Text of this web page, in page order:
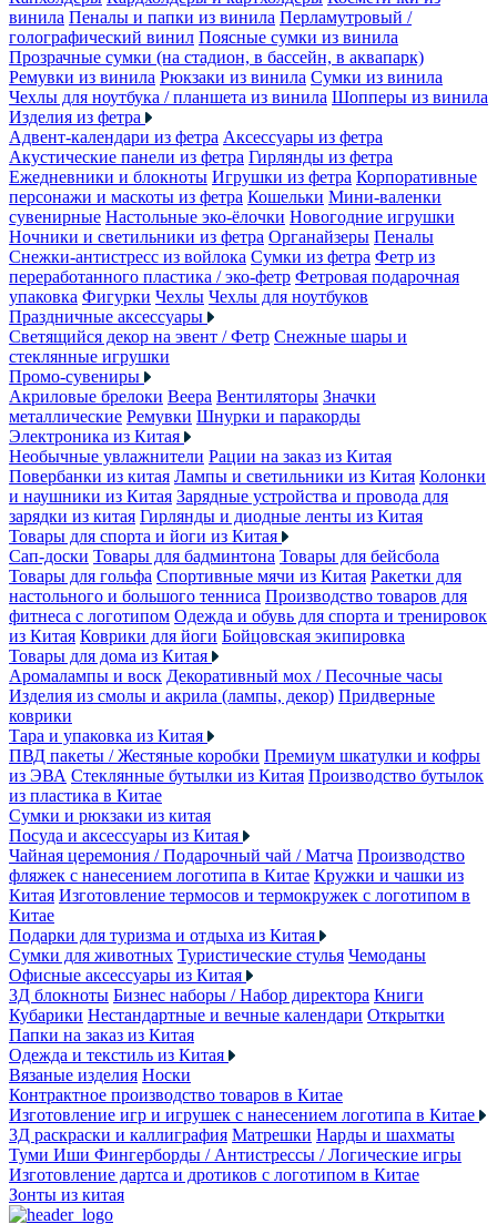
винила Пеналы и папки из винила Перламутровый /
голографический винил Поясные сумки из винила
Прозрачные сумки (на стадион, в бассейн, в аквапарк)
Ремувки из винила Рюкзаки из винила Сумки из винила
Чехлы для ноутбука / планшета из винила Шопперы из винила
Изделия из фетра
Адвент-календари из фетра Аксессуары из фетра
Акустические панели из фетра Гирлянды из фетра
Ежедневники и блокноты Игрушки из фетра Корпоративные
персонажи и маскоты из фетра Кошельки Мини-валенки
сувенирные Настольные эко-ёлочки Новогодние игрушки
Ночники и светильники из фетра Органайзеры Пеналы
Снежки-антистресс из войлока Сумки из фетра Фетр из
переработанного пластика / эко-фетр Фетровая подарочная
упаковка Фигурки Чехлы Чехлы для ноутбуков
Праздничные аксессуары
Светящийся декор на эвент / Фетр Снежные шары и
стеклянные игрушки
Промо-сувениры
Акриловые брелоки Веера Вентиляторы Значки
металлические Ремувки Шнурки и паракорды
Электроника из Китая
Необычные увлажнители Рации на заказ из Китая
Повербанки из китая Лампы и светильники из Китая Колонки
и наушники из Китая Зарядные устройства и провода для
зарядки из китая Гирлянды и диодные ленты из Китая
Товары для спорта и йоги из Китая
Сап-доски Товары для бадминтона Товары для бейсбола
Товары для гольфа Спортивные мячи из Китая Ракетки для
настольного и большого тенниса Производство товаров для
фитнеса с логотипом Одежда и обувь для спорта и тренировок
из Китая Коврики для йоги Бойцовская экипировка
Товары для дома из Китая
Аромалампы и воск Декоративный мох / Песочные часы
Изделия из смолы и акрила (лампы, декор) Придверные
коврики
Тара и упаковка из Китая
ПВД пакеты / Жестяные коробки Премиум шкатулки и кофры
из ЭВА Стеклянные бутылки из Китая Производство бутылок
из пластика в Китае
Сумки и рюкзаки из китая
Посуда и аксессуары из Китая
Чайная церемония / Подарочный чай / Матча Производство
фляжек с нанесением логотипа в Китае Кружки и чашки из
Китая Изготовление термосов и термокружек с логотипом в
Китае
Подарки для туризма и отдыха из Китая
Сумки для животных Туристические стулья Чемоданы
Офисные аксессуары из Китая
3Д блокноты Бизнес наборы / Набор директора Книги
Кубарики Нестандартные и вечные календари Открытки
Папки на заказ из Китая
Одежда и текстиль из Китая
Вязаные изделия Носки
Контрактное производство товаров в Китае
Изготовление игр и игрушек с нанесением логотипа в Китае
3Д раскраски и каллиграфия Матрешки Нарды и шахматы
Туми Иши Фингерборды / Антистрессы / Логические игры
Изготовление дартса и дротиков с логотипом в Китае
Зонты из китая